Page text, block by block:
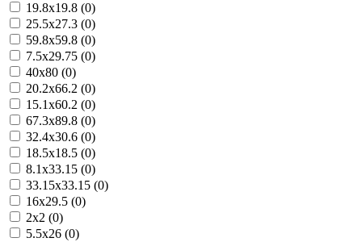
19.8x19.8 (0)
25.5x27.3 (0)
59.8x59.8 (0)
7.5x29.75 (0)
40x80 (0)
20.2x66.2 (0)
15.1x60.2 (0)
67.3x89.8 (0)
32.4x30.6 (0)
18.5x18.5 (0)
8.1x33.15 (0)
33.15x33.15 (0)
16x29.5 (0)
2x2 (0)
5.5x26 (0)